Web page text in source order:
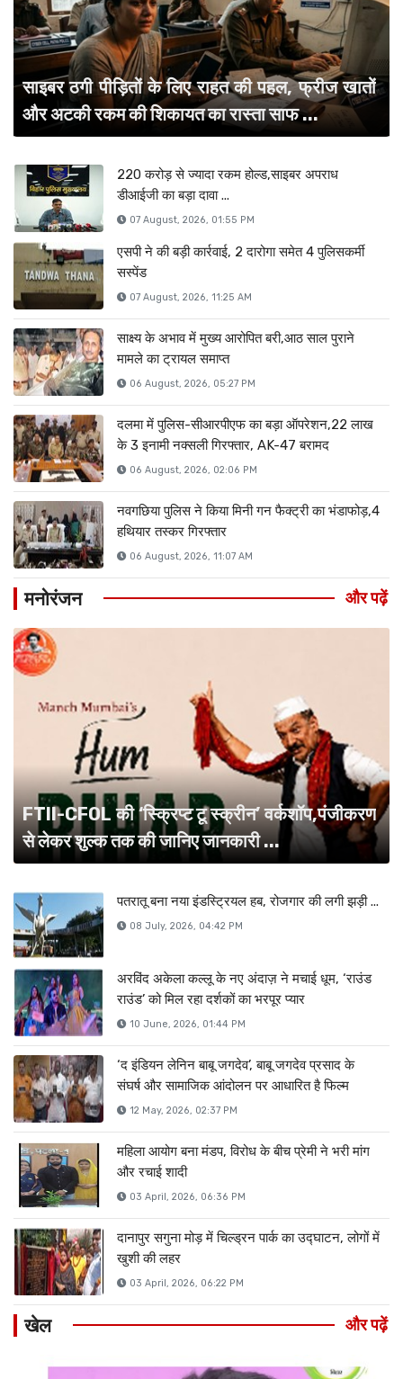
साइबर ठगी पीड़ितों के लिए राहत की पहल, फ्रीज खातों
और अटकी रकम की शिकायत का रास्ता साफ ...
220 करोड़ से ज्यादा रकम होल्ड,साइबर अपराध
डीआईजी का बड़ा दावा ...
07 August, 2026, 01:55 PM
एसपी ने की बड़ी कार्रवाई, 2 दारोगा समेत 4 पुलिसकर्मी
सस्पेंड
07 August, 2026, 11:25 AM
साक्ष्य के अभाव में मुख्य आरोपित बरी,आठ साल पुराने
मामले का ट्रायल समाप्त
06 August, 2026, 05:27 PM
दलमा में पुलिस-सीआरपीएफ का बड़ा ऑपरेशन,22 लाख
के 3 इनामी नक्सली गिरफ्तार, AK-47 बरामद
06 August, 2026, 02:06 PM
नवगछिया पुलिस ने किया मिनी गन फैक्ट्री का भंडाफोड़,4
हथियार तस्कर गिरफ्तार
06 August, 2026, 11:07 AM
मनोरंजन और पढ़ें
FTII-CFOL की ‘स्क्रिप्ट टू स्क्रीन’ वर्कशॉप,पंजीकरण
से लेकर शुल्क तक की जानिए जानकारी ...
पतरातू बना नया इंडस्ट्रियल हब, रोजगार की लगी झड़ी ...
08 July, 2026, 04:42 PM
अरविंद अकेला कल्लू के नए अंदाज़ ने मचाई धूम, ‘राउंड
राउंड’ को मिल रहा दर्शकों का भरपूर प्यार
10 June, 2026, 01:44 PM
‘द इंडियन लेनिन बाबू जगदेव’, बाबू जगदेव प्रसाद के
संघर्ष और सामाजिक आंदोलन पर आधारित है फिल्म
12 May, 2026, 02:37 PM
महिला आयोग बना मंडप, विरोध के बीच प्रेमी ने भरी मांग
और रचाई शादी
03 April, 2026, 06:36 PM
दानापुर सगुना मोड़ में चिल्ड्रन पार्क का उद्घाटन, लोगों में
खुशी की लहर
03 April, 2026, 06:22 PM
खेल और पढ़ें